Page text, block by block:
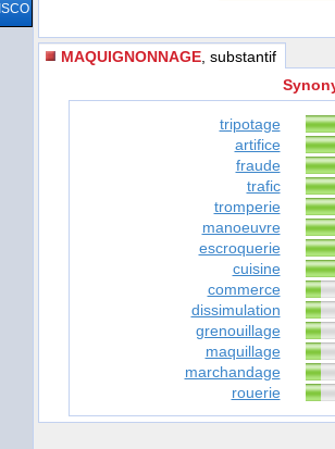
MAQUIGNONNAGE , substantif
tripotage
artifice
fraude
trafic
tromperie
manoeuvre
escroquerie
cuisine
commerce
dissimulation
grenouillage
maquillage
marchandage
rouerie